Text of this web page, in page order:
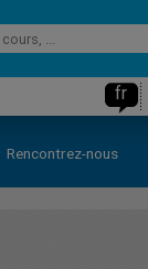
fr
Rencontrez-nous